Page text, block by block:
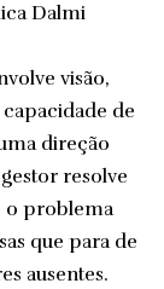
Dalmi
visão,
de
direção
resolve
o problema
que para de
ausentes.